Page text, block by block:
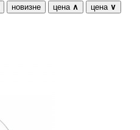
новизне цена ∧ цена ∨